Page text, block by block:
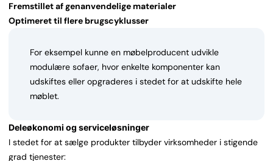
Fremstillet af genanvendelige materialer
Optimeret til flere brugscyklusser
For eksempel kunne en møbelproducent udvikle
modulære sofaer, hvor enkelte komponenter kan
udskiftes eller opgraderes i stedet for at udskifte hele
møblet.
Deleøkonomi og serviceløsninger
I stedet for at sælge produkter tilbyder virksomheder i stigende
grad tjenester: